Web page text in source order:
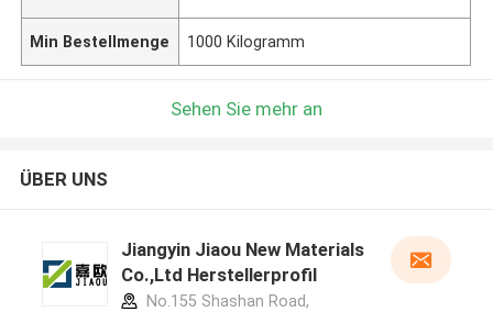
Min Bestellmenge 1000 Kilogramm
Sehen Sie mehr an
ÜBER UNS
Jiangyin Jiaou New Materials
Co.,Ltd Herstellerprofil
No.155 Shashan Road,